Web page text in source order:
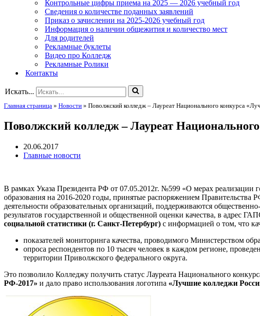
Контрольные цифры приема на 2025 — 2026 учебный год
Сведения о количестве поданных заявлений
Приказ о зачислении на 2025-2026 учебный год
Информация о наличии общежития и количество мест
Для родителей
Рекламные буклеты
Видео про Колледж
Рекламные Ролики
Контакты
Искать...
Главная страница » Новости » Поволжский колледж – Лауреат Национального конкурса
Поволжский колледж – Лауреат
20.06.2017
Главные новости
В рамках Указа Президента РФ от 07.05.2012г. №599 «О мерах реализации
образования на 2016-2020 годы, принятые распоряжением Правительства
деятельности образовательных организаций, поддерживаются
результатов государственной и общественной оценки качества, в адрес
социальной статистики (г. Санкт-Петербург) с информацией о том, что
показателей мониторинга качества, проводимого Министерством
опроса респондентов по 10 тысяч человек в каждом регионе,
территории Приволжского федерального округа.
Это позволило Колледжу получить статус Лауреата Национального
РФ-2017» и дало право использования логотипа «Лучшие колледжи